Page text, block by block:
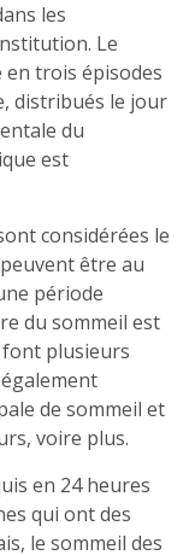
les
Le
en trois épisodes
distribués le jour
du
est
considérées le
être au
période
du sommeil est
font plusieurs
de sommeil et
voire plus.
en 24 heures
qui ont des
le sommeil des